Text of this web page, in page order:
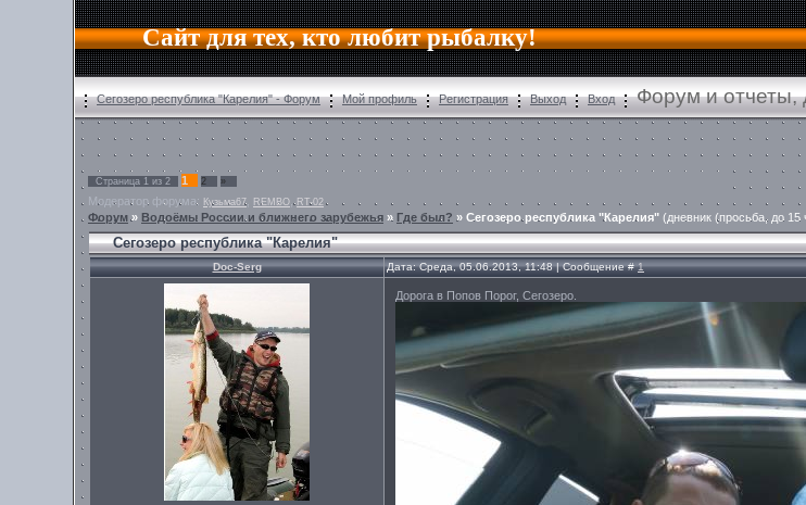
Сайт для тех, кто любит рыбалку!
Сегозеро республика "Карелия" - Форум Мой профиль Регистрация Выход Вход Форум и отчеты,
Страница 1 из 2 1 2 »
Модератор форума: Кузьма67 REMBO , RT-02
Форум» Водоёмы России и ближнего зарубежья » Где был? » Сегозеро республика "Карелия" (дневник (просьба, до
Сегозеро республика "Карелия"
Doc-Serg Дата: Среда, 05.06.2013, 11:48 | Сообщение #1
Дорога в Попов Порог, Сегозеро.